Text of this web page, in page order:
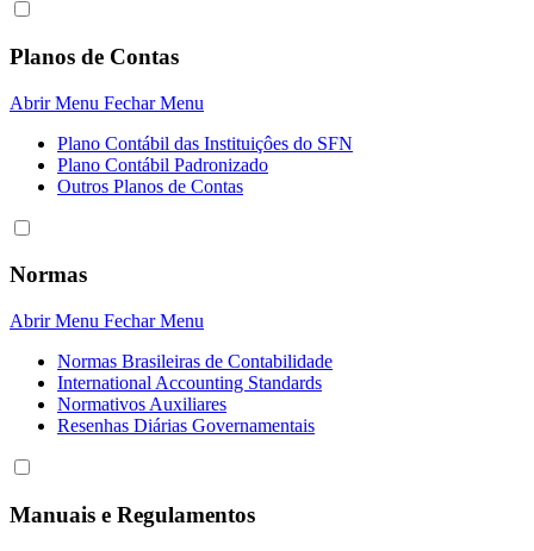
Planos de Contas
Abrir Menu Fechar Menu
Plano Contábil das Instituiçôes do SFN
Plano Contábil Padronizado
Outros Planos de Contas
Normas
Abrir Menu Fechar Menu
Normas Brasileiras de Contabilidade
International Accounting Standards
Normativos Auxiliares
Resenhas Diárias Governamentais
Manuais e Regulamentos